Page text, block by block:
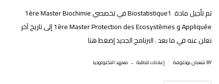
تم تأجيل مادة Biostatistique1 في تخصصي 1ère Master Biochimie
Appliquée و 1ère Master Protection des Ecosystèmes إلى تاريخ آخر
نعلن عنه في ما بعد . البرنامج الجديد إضغط هنا
BY شعبان بوحلوفة إعلانات للطلبة . معهد التكنولوجيا